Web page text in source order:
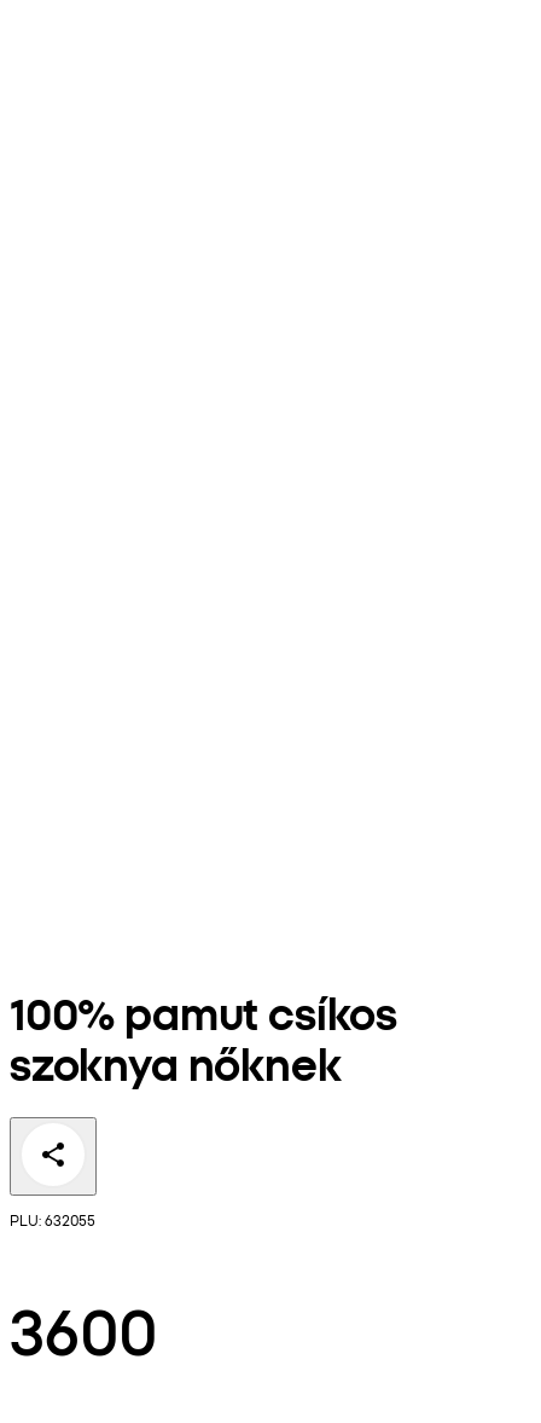
100% pamut csíkos
szoknya nőknek
PLU: 632055
3600